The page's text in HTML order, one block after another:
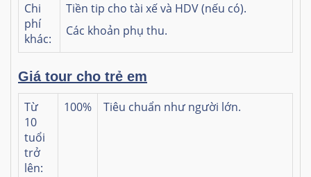
Chi
phí
khác:
Tiền tip cho tài xế và HDV (nếu có).
Các khoản phụ thu.
Giá tour cho trẻ em
Từ
10
tuổi
trở
lên:
100% Tiêu chuẩn như người lớn.